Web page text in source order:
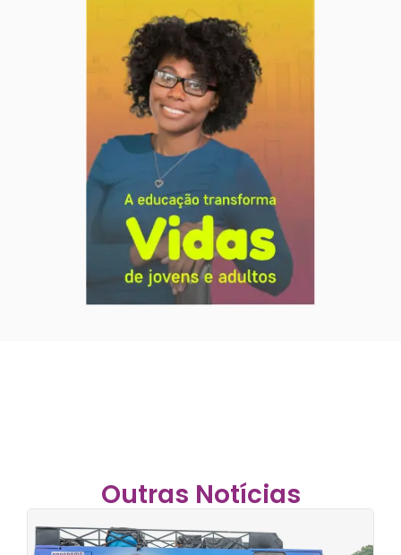
Outras Notícias